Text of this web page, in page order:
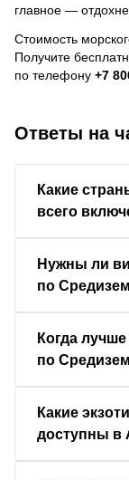
главное —
Стоимость
Получите
по телефону +7
Ответы на
Какие
всего
Нужны ли
по
Когда
по
Какие
доступны в